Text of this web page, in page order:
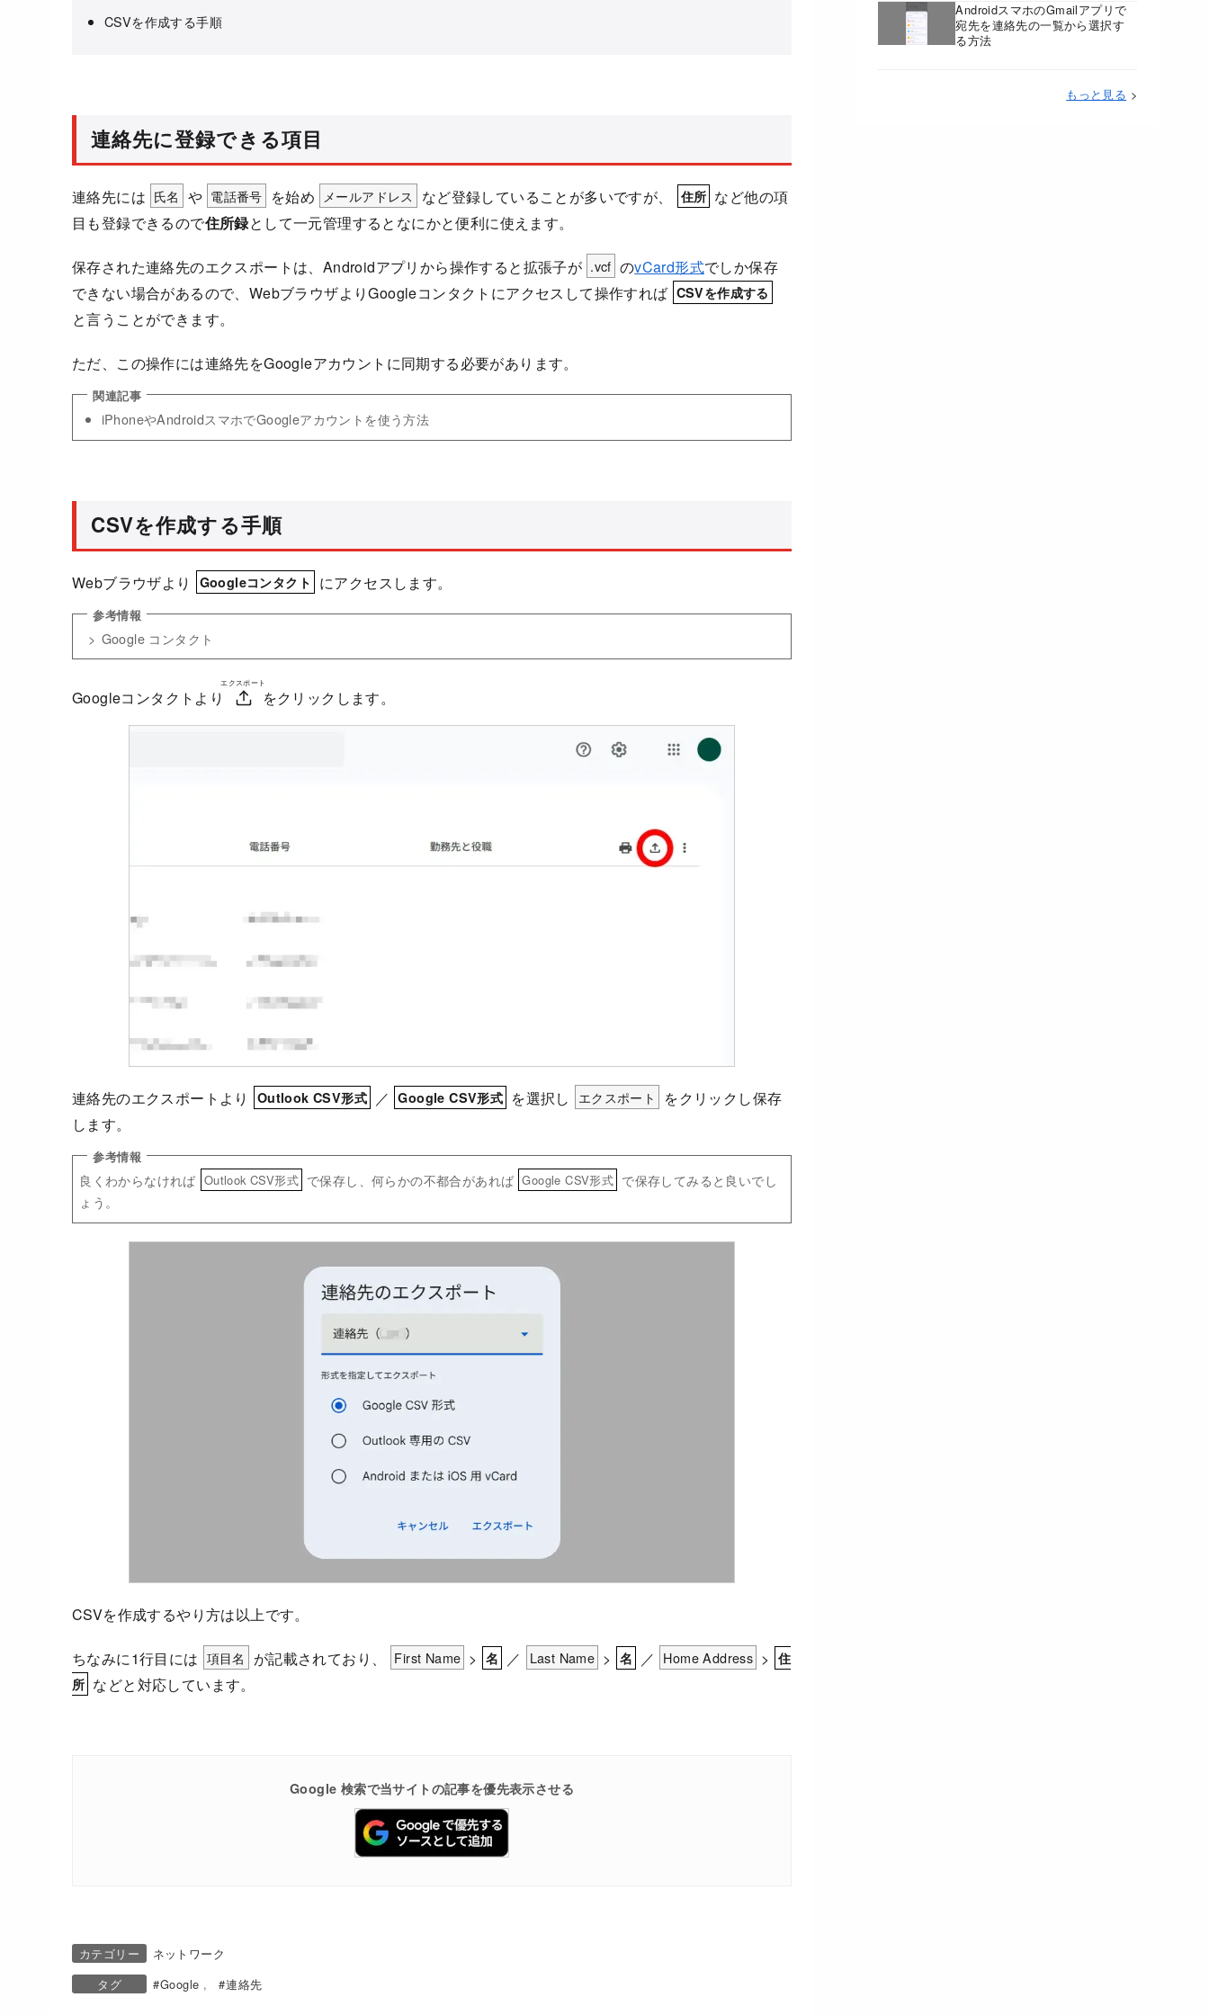
CSVを作成する手順
連絡先に登録できる項目
連絡先には 氏名 や 電話番号 を始め メールアドレス など登録していることが多いですが、 住所 など他の項
目も登録できるので住所録として一元管理するとなにかと便利に使えます。
保存された連絡先のエクスポートは、Androidアプリから操作すると拡張子が .vcf のvCard形式でしか保存
できない場合があるので、WebブラウザよりGoogleコンタクトにアクセスして操作すれば CSVを作成する
と言うことができます。
ただ、この操作には連絡先をGoogleアカウントに同期する必要があります。
iPhoneやAndroidスマホでGoogleアカウントを使う方法
CSVを作成する手順
Webブラウザより Googleコンタクト にアクセスします。
Google コンタクト
Googleコンタクトより
エクスポート
をクリックします。
連絡先のエクスポートより Outlook CSV形式 ／ Google CSV形式 を選択し エクスポート
をクリックし保存
します。
良くわからなければ Outlook CSV形式 で保存し、何らかの不都合があれば Google CSV形式 で保存してみると良いでし
ょう。
CSVを作成するやり方は以上です。
ちなみに1行目には 項目名 が記載されており、 First Name > 名 ／ Last Name > 名 ／ Home Address > 住
所 などと対応しています。
Google 検索で当サイトの記事を優先表示させる
カテゴリー
ネットワーク
タグ
Google 連絡先
AndroidスマホのGmailアプリで
宛先を連絡先の一覧から選択す
る方法
もっと見る >